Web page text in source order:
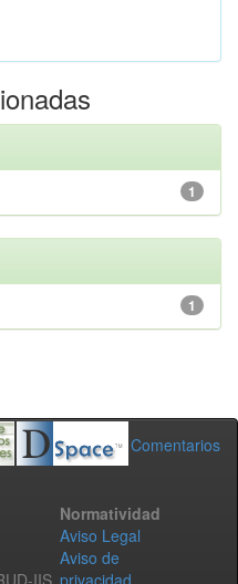
1
1
Comentarios
IIS
Normatividad
Aviso Legal
Aviso de
privacidad